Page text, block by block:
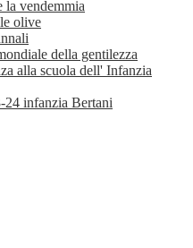
la vendemmia
olive
della gentilezza
alla scuola dell' Infanzia
24 infanzia Bertani